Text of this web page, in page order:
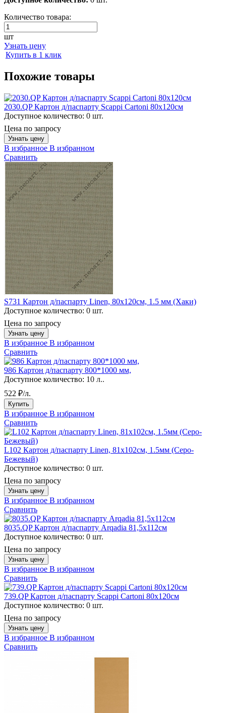
Количество товара:
шт
Узнать цену
Купить в 1 клик
Похожие товары
2030.QP Картон д/паспарту Scappi Cartoni 80х120см
Доступное количество: 0 шт.
Цена по запросу
Узнать цену
В избранное В избранном
Сравнить
S731 Картон д/паспарту Linen, 80х120см, 1.5 мм (Хаки)
Доступное количество: 0 шт.
Цена по запросу
Узнать цену
В избранное В избранном
Сравнить
986 Картон д/паспарту 800*1000 мм,
Доступное количество: 10 л..
522 ₽/л.
Купить
В избранное В избранном
Сравнить
L102 Картон д/паспарту Linen, 81x102см, 1.5мм (Серо-
Бежевый)
Доступное количество: 0 шт.
Цена по запросу
Узнать цену
В избранное В избранном
Сравнить
8035.QP Картон д/паспарту Arqadia 81,5х112см
Доступное количество: 0 шт.
Цена по запросу
Узнать цену
В избранное В избранном
Сравнить
739.QP Картон д/паспарту Scappi Cartoni 80х120см
Доступное количество: 0 шт.
Цена по запросу
Узнать цену
В избранное В избранном
Сравнить